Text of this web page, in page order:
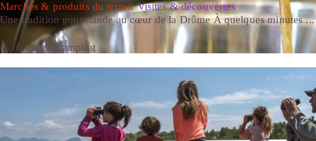
Marchés & produits du terroirVisites & découvertes
Une tradition gourmande au cœur de la Drôme À quelques minutes ...
À 16 km du camping